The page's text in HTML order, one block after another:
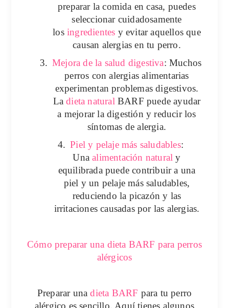
preparar la comida en casa, puedes
seleccionar cuidadosamente
los ingredientes y evitar aquellos que
causan alergias en tu perro.
3. Mejora de la salud digestiva: Muchos
perros con alergias alimentarias
experimentan problemas digestivos.
Ladieta natural BARF puede ayudar
a mejorar la digestión y reducir los
síntomas de alergia.
4. Piel y pelaje más saludables:
Unaalimentación naturaly
equilibrada puede contribuir a una
piel y un pelaje más saludables,
reduciendo la picazón y las
irritaciones causadas por las alergias.
Cómo preparar una dieta BARF para perros
alérgicos
Preparar unadieta BARF para tu perro
alérgico es sencillo. Aquí tienes algunos